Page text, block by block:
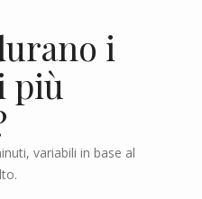
i
più
variabili in base al